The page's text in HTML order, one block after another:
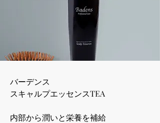
バーデンス
​スキャルプエッセンスTEA
内部から潤いと栄養を補給